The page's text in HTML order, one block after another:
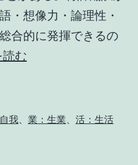
・想像力・論理性・
合的に発揮できるの
読む
5
我 業：生業 活：生活